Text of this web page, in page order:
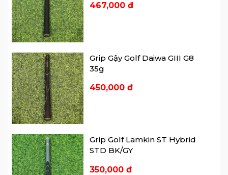
467,000 đ
Grip Gậy Golf Daiwa GIII G8
35g
450,000 đ
Grip Golf Lamkin ST Hybrid
STD BK/GY
350,000 đ